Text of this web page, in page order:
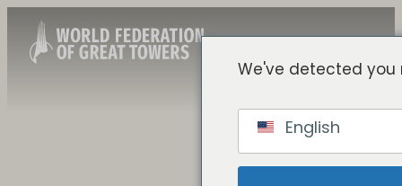
English
We've detected
English